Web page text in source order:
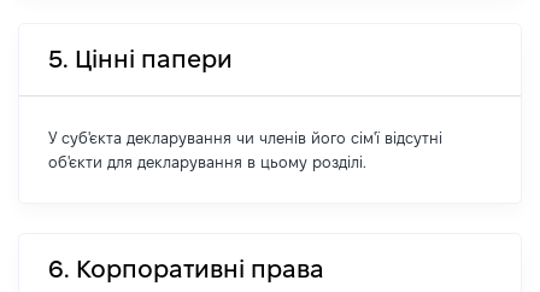
5. Цінні папери
У суб'єкта декларування чи членів його сім'ї відсутні
об'єкти для декларування в цьому розділі.
6. Корпоративні права